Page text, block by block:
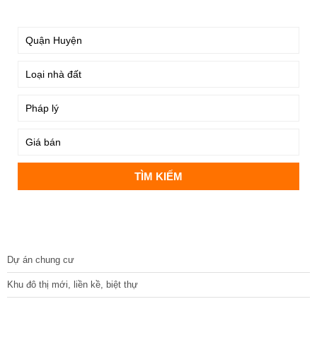
Dự án chung cư
Khu đô thị mới, liền kề, biệt thự